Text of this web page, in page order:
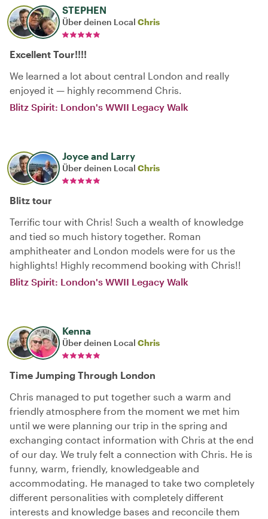
STEPHEN
Über deinen Local Chris
Excellent Tour!!!!
We learned a lot about central London and really
enjoyed it — highly recommend Chris.
Blitz Spirit: London's WWII Legacy Walk
Joyce and Larry
Über deinen Local Chris
Blitz tour
Terrific tour with Chris! Such a wealth of knowledge
and tied so much history together. Roman
amphitheater and London models were for us the
highlights! Highly recommend booking with Chris!!
Blitz Spirit: London's WWII Legacy Walk
Kenna
Über deinen Local Chris
Time Jumping Through London
Chris managed to put together such a warm and
friendly atmosphere from the moment we met him
until we were planning our trip in the spring and
exchanging contact information with Chris at the end
of our day. We truly felt a connection with Chris. He is
funny, warm, friendly, knowledgeable and
accommodating. He managed to take two completely
different personalities with completely different
interests and knowledge bases and reconcile them